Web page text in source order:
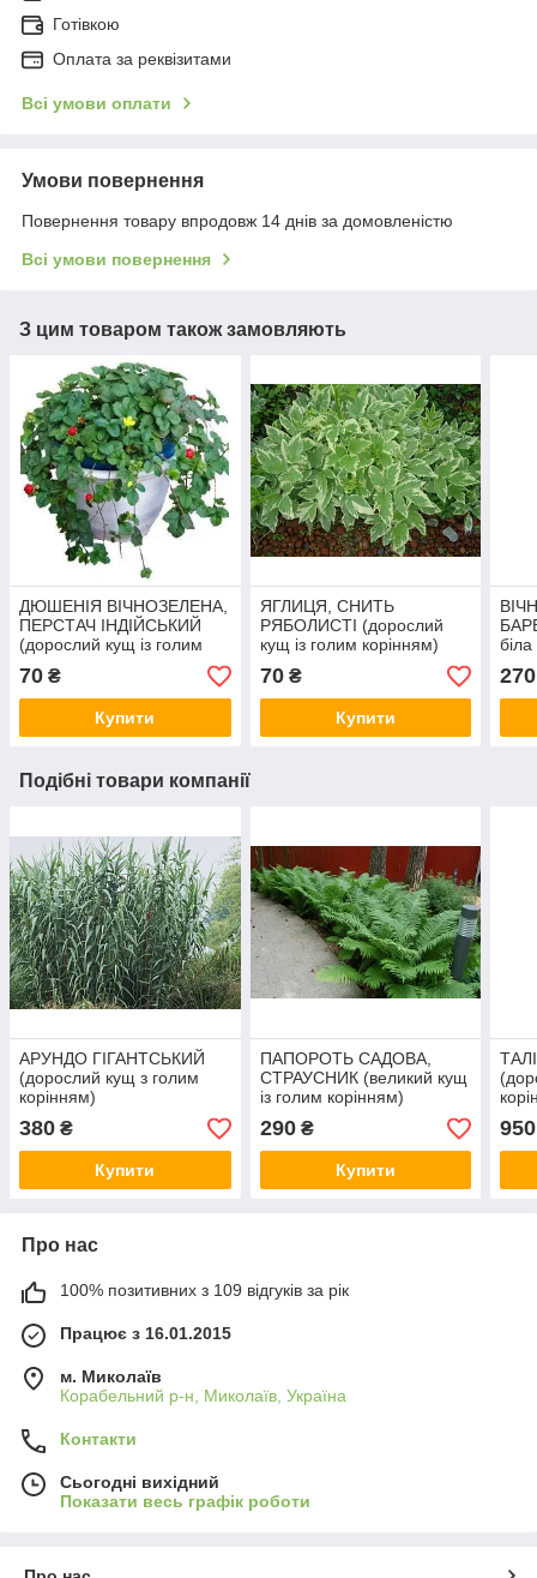
Готівкою
Оплата за реквізитами
Всі умови оплати
Умови повернення
Повернення товару впродовж 14 днів за домовленістю
Всі умови повернення
З цим товаром також замовляють
ДЮШЕНІЯ ВІЧНОЗЕЛЕНА,
ПЕРСТАЧ ІНДІЙСЬКИЙ
(дорослий кущ із голим
корінням)
70 ₴
Купити
ЯГЛИЦЯ, СНИТЬ
РЯБОЛИСТІ (дорослий
кущ із голим корінням)
70₴
Купити
у
270
Подібні товари компанії
AРУНДО ГІГАНТСЬКИЙ
(дорослий кущ з голим
корінням)
380 ₴
Купити
ПАПОРОТЬ САДОВА,
СТРАУСНИК (великий кущ
із голим корінням)
290₴
Купити
950
Про нас
100% позитивних з 109 відгуків за рік
Працює з 16.01.2015
м. Миколаїв
Корабельний р-н, Миколаїв, Україна
Контакти
Сьогодні вихідний
Показати весь графік роботи